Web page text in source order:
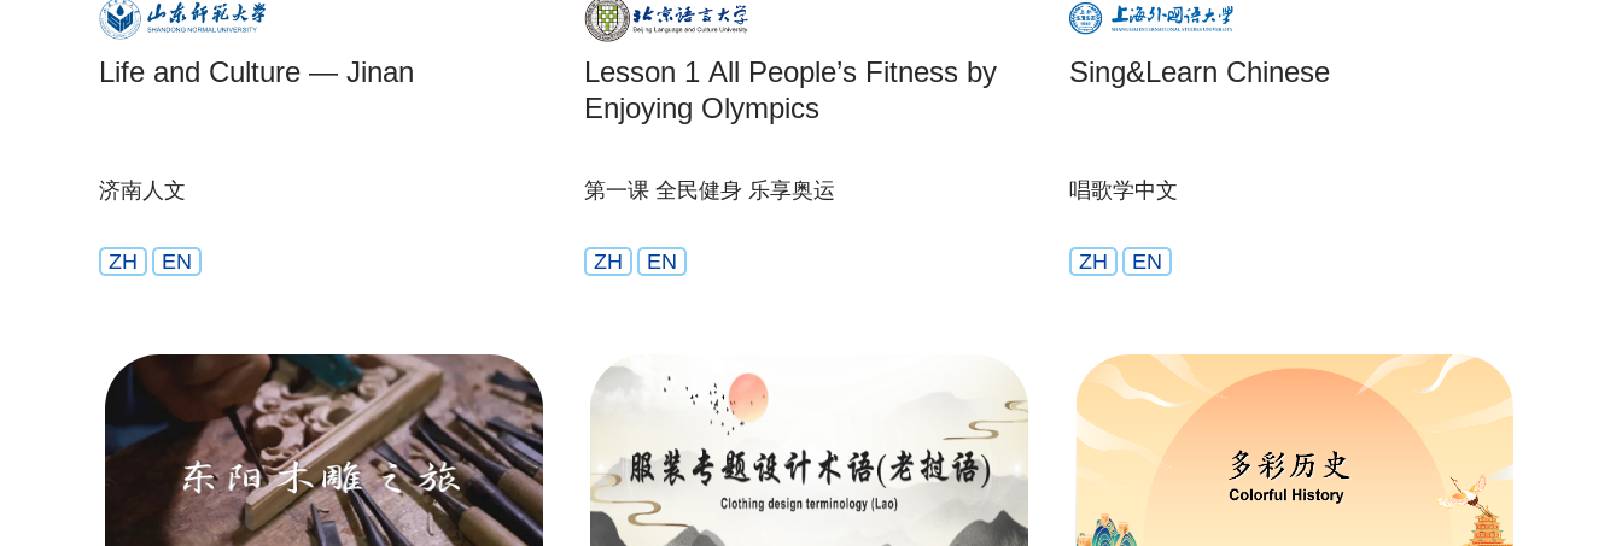
Life and Culture — Jinan
济南人文
ZH EN
Lesson 1 All People’s Fitness by
Enjoying Olympics
第一课 全民健身 乐享奥运
ZH EN
Sing&Learn Chinese
唱歌学中文
ZH EN